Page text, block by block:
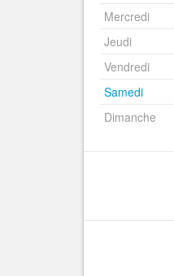
Mercredi
Jeudi
Vendredi
Samedi
Dimanche